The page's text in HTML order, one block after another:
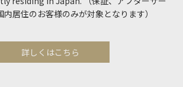
居住のお客様のみが対象となります）
詳しくはこちら